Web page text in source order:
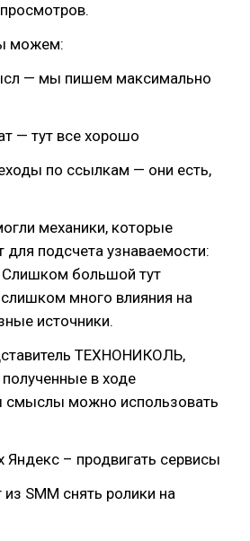
можем:
— мы пишем максимально
— тут все хорошо
по ссылкам — они есть,
механики, которые
подсчета узнаваемости:
большой тут
много влияния на
источники.
ТЕХНОНИКОЛЬ,
в ходе
смыслы можно использовать
Яндекс – продвигать сервисы
SMM снять ролики на